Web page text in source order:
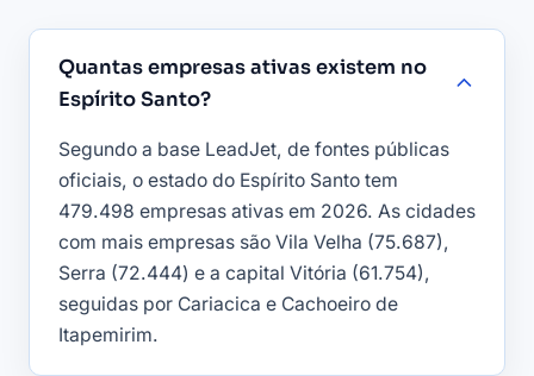
Quantas empresas ativas existem no
Espírito Santo?
Segundo a base LeadJet, de fontes públicas
oficiais, o estado do Espírito Santo tem
479.498 empresas ativas em 2026. As cidades
com mais empresas são Vila Velha (75.687),
Serra (72.444) e a capital Vitória (61.754),
seguidas por Cariacica e Cachoeiro de
Itapemirim.